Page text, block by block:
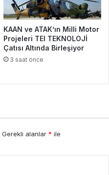
KAAN ve ATAK’ın Milli Motor
Projeleri TEI TEKNOLOJİ
Çatısı Altında Birleşiyor
3 saat önce
Gerekli alanlar * ile